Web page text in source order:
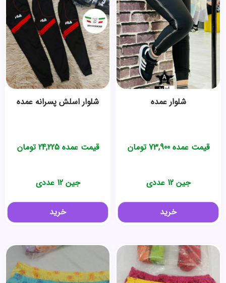
شلوار عمده
قیمت عمده73,900 تومان
جین 12 عددی
خرید
شلوار اسلش پسرانه عمده
قیمت عمده24,225 تومان
جین 12 عددی
خرید